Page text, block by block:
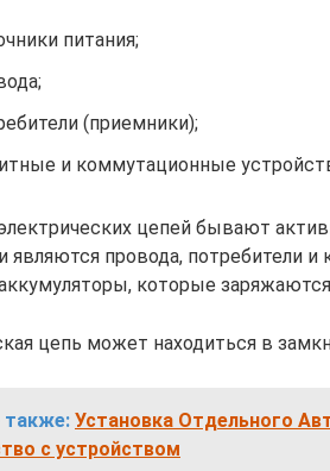
питания;
(приемники);
и коммутационные
цепей бывают
являются провода, потребители
которые
цепь может находиться в
также: Установка Отдельного
с устройством